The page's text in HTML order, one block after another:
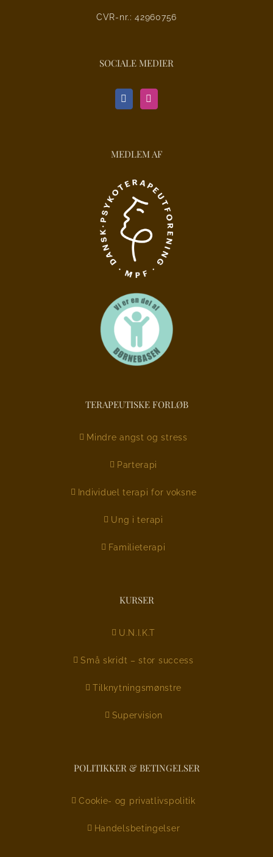
CVR-nr.: 42960756
SOCIALE MEDIER
MEDLEM AF
TERAPEUTISKE FORLØB
Mindre angst og stress
Parterapi
Individuel terapi for voksne
Ung i terapi
Familieterapi
KURSER
U.N.I.K.T
Små skridt – stor success
Tilknytningsmønstre
Supervision
POLITIKKER & BETINGELSER
Cookie- og privatlivspolitik
Handelsbetingelser